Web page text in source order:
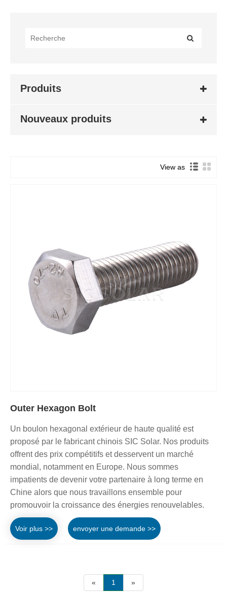
Produits
Nouveaux produits
View as
Outer Hexagon Bolt
Un boulon hexagonal extérieur de haute qualité est
proposé par le fabricant chinois SIC Solar. Nos produits
offrent des prix compétitifs et desservent un marché
mondial, notamment en Europe. Nous sommes
impatients de devenir votre partenaire à long terme en
Chine alors que nous travaillons ensemble pour
promouvoir la croissance des énergies renouvelables.
Voir plus >> envoyer une demande >>
« 1 »